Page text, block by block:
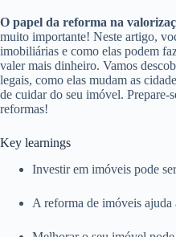
O papel da reforma na
muito importante! Neste artigo,
imobiliárias e como elas podem
valer mais dinheiro. Vamos
legais, como elas mudam as
de cuidar do seu imóvel. Prepare-
reformas!
Key learnings
Investir em imóveis pode
A reforma de imóveis ajuda